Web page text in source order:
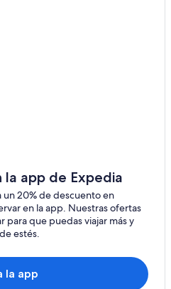
la app de Expedia
un 20% de descuento en
en la app. Nuestras ofertas
para que puedas viajar más y
estés.
la app